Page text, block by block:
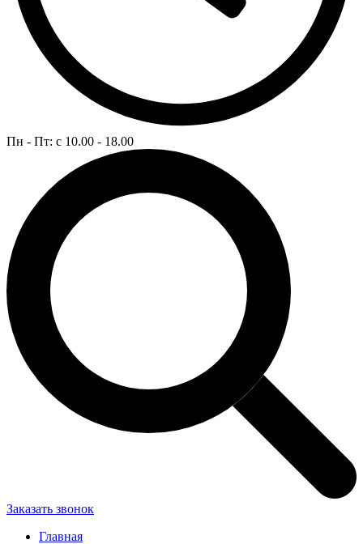
Пн - Пт: c 10.00 - 18.00
Заказать звонок
Главная